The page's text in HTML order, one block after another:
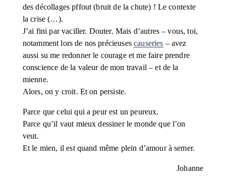
des décollages pffout (bruit de la chute) ! Le contexte
la crise (…).
J’ai fini par vaciller. Douter. Mais d’autres – vous, toi,
notamment lors de nos précieuses causeries – avez
aussi su me redonner le courage et me faire prendre
conscience de la valeur de mon travail – et de la
mienne.
Alors, on y croit. Et on persiste.
Parce que celui qui a peur est un peureux.
Parce qu’il vaut mieux dessiner le monde que l’on
veut.
Et le mien, il est quand même plein d’amour à semer.
Johanne